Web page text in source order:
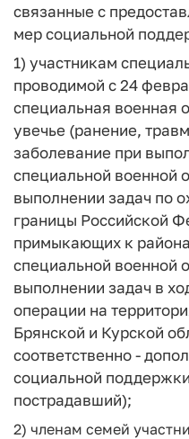
связанные с
мер социальной
1) участникам
проводимой с 24
специальная военная
увечье (ранение,
заболевание при
специальной военной
выполнении задач по
границы Российской
примыкающих к
специальной военной
выполнении задач в
операции на
Брянской и Курской
соответственно -
социальной
пострадавший);
2) членам семей